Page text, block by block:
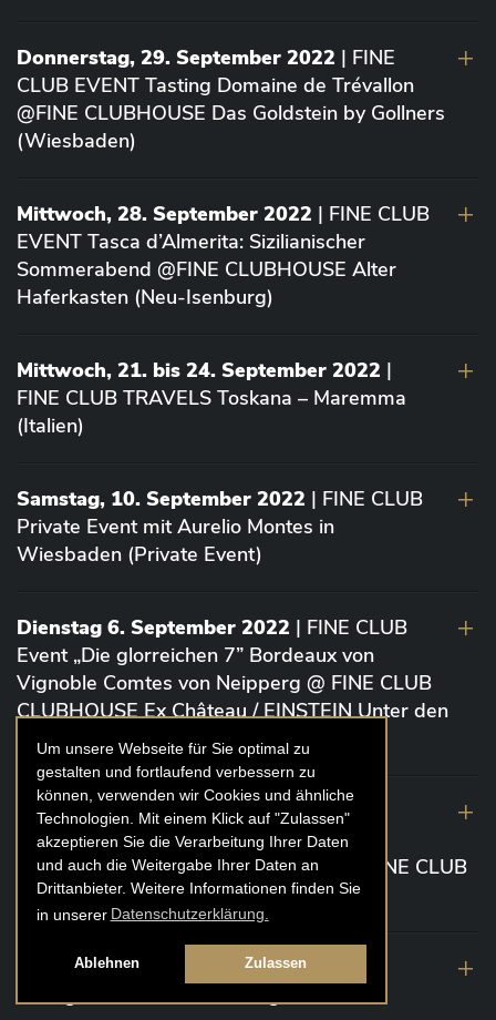
Um unsere Webseite für Sie optimal zu
gestalten und fortlaufend verbessern zu
können, verwenden wir Cookies und ähnliche
Technologien. Mit einem Klick auf "Zulassen"
akzeptieren Sie die Verarbeitung Ihrer Daten
und auch die Weitergabe Ihrer Daten an
Drittanbieter. Weitere Informationen finden Sie
in unserer Datenschutzerklärung.
Ablehnen Zulassen
Donnerstag, 29. September 2022 | FINE
CLUB EVENT Tasting Domaine de Trévallon
@FINE CLUBHOUSE Das Goldstein by Gollners
(Wiesbaden)
Mittwoch, 28. September 2022 | FINE CLUB
EVENT Tasca d’Almerita: Sizilianischer
Sommerabend @FINE CLUBHOUSE Alter
Haferkasten (Neu-Isenburg)
Mittwoch, 21. bis 24. September 2022 |
FINE CLUB TRAVELS Toskana – Maremma
(Italien)
Samstag, 10. September 2022 | FINE CLUB
Private Event mit Aurelio Montes in
Wiesbaden (Private Event)
Dienstag 6. September 2022 | FINE CLUB
Event „Die glorreichen 7” Bordeaux von
Vignoble Comtes von Neipperg @ FINE CLUB
CLUBHOUSE Ex Château / EINSTEIN Unter den
Linden (Berlin)
19. August 2022| FINE CLUB Academy
Caviar „Die glorreichen 7“ Riesling Große
Gewächse von der Mosel aus 2020 @ FINE CLUB
Clubhouse Prunier Cologne (Köln)
29. Juli 2022
| Weinbergwanderung
Weingüter Geheimrat J. Wegeler